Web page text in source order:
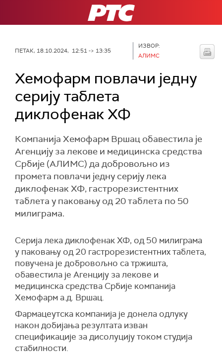
РТС
ПЕТАК, 18.10.2024, 12:51 -> 13:35
ИЗВОР:
АЛИМС
Хемофарм повлачи једну
серију таблета
диклофенак ХФ
Компанија Хемофарм Вршац обавестила је
Агенцију за лекове и медицинска средства
Србије (АЛИМС) да добровољно из
промета повлачи једну серију лека
диклофенак ХФ, гастрорезистентних
таблета у паковању од 20 таблета по 50
милиграма.
Серија лека диклофенак ХФ, од 50 милиграма
у паковању од 20 гастрорезистентних таблета,
повучена је добровољно са тржишта,
обавестила је Агенцију за лекове и
медицинска средства Србије компанија
Хемофарм а.д. Вршац.
Фармацеутска компанија је донела одлуку
након добијања резултата изван
спецификације за дисолуцију током студија
стабилности.